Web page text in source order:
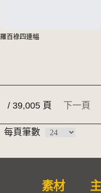
羅百祿四連幅
/ 39,005 頁 下一頁
每頁筆數
素材